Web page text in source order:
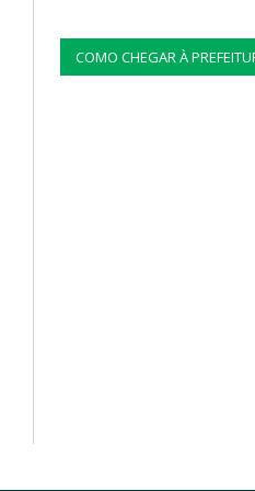
COMO CHEGAR À